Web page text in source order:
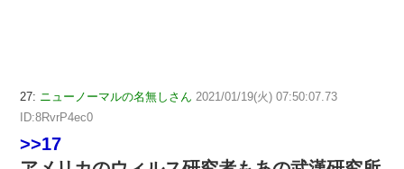
27: ニューノーマルの名無しさん 2021/01/19(火) 07:50:07.73
ID:8RvrP4ec0
>>17